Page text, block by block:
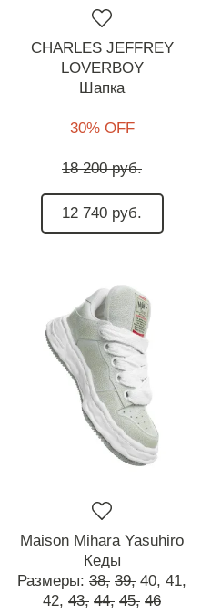
CHARLES JEFFREY
LOVERBOY
Шапка
30% OFF
18 200 руб.
12 740 руб.
Maison Mihara Yasuhiro
Кеды
Размеры: 38, 39, 40, 41,
42, 43, 44, 45, 46